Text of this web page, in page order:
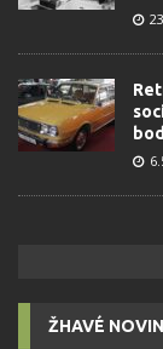
ŽHAVÉ